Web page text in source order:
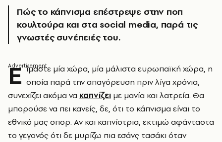
Πώς το κάπνισμα επέστρεψε στην ποπ
κουλτούρα και στα social media, παρά τις
γνωστές συνέπειές του.
Ε ίμαστε μία χώρα, μία μάλιστα ευρωπαϊκή χώρα, η
οποία παρά την απαγόρευση πριν λίγα χρόνια,
συνεχίζει ακόμα να καπνίζει με μανία και λατρεία. Θα
μπορούσε να πει κανείς, δε, ότι το κάπνισμα είναι το
εθνικό μας σπορ. Αν και καπνίστρια, εκτιμώ αφάνταστα
το γεγονός ότι δε μυρίζω πια εσάνς τασάκι όταν